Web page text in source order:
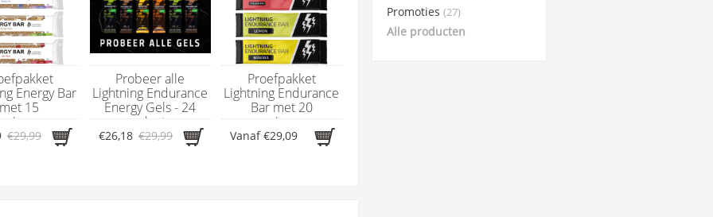
Energy Bar
met 15
€29,99
Probeer alle
Lightning Endurance
Energy Gels - 24
producten
€26,18 €29,99
Proefpakket
Lightning Endurance
Bar met 20
energierepen
Vanaf€29,09
Promoties (27)
Alle producten